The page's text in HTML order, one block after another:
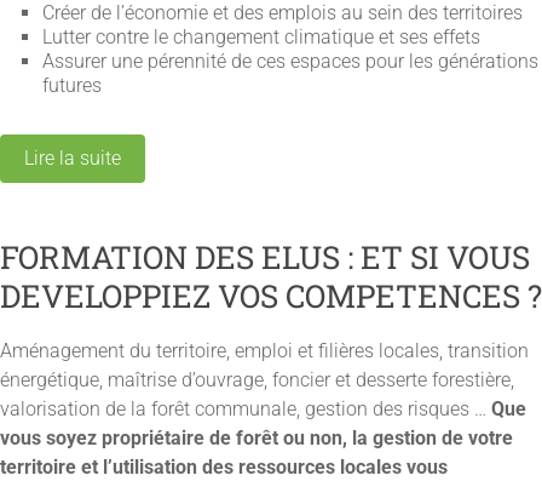
Créer de l’économie et des emplois au sein des territoires
Lutter contre le changement climatique et ses effets
Assurer une pérennité de ces espaces pour les générations
futures
Lire la suite
FORMATION DES ELUS : ET SI VOUS
DEVELOPPIEZ VOS COMPETENCES ?
Aménagement du territoire, emploi et filières locales, transition
énergétique, maîtrise d’ouvrage, foncier et desserte forestière,
valorisation de la forêt communale, gestion des risques … Que
vous soyez propriétaire de forêt ou non, la gestion de votre
territoire et l’utilisation des ressources locales vous